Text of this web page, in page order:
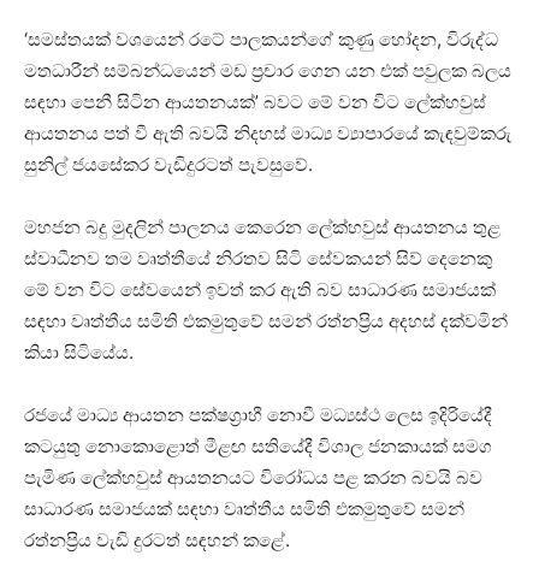
‘සමස්තයක් වශයෙන් රටේ පාලකයන්ගේ කුණු හෝදන, විරුද්ධ
මතධාරීන් සම්බන්ධයෙන් මඩ ප්‍රචාර ගෙන යන එක් පවුලක බලය
සඳහා පෙනී සිටින ආයතනයක්’ බවට මේ වන විට ලේක්හවුස්
ආයතනය පත් වී ඇති බවයි නිදහස් මාධ්‍ය ව්‍යාපාරයේ කැඳවුම්කරු
සුනිල් ජයසේකර වැඩිදුරටත් පැවසුවේ.
මහජන බදු මුදලින් පාලනය කෙරෙන ලේක්හවුස් ආයතනය තුළ
ස්වාධීනව තම වෘත්තීයේ නිරතව සිටි සේවකයන් සිව් දෙනෙකු
මේ වන විට සේවයෙන් ඉවත් කර ඇති බව සාධාරණ සමාජයක්
සඳහා වෘත්තීය සමිති එකමුතුවේ සමන් රත්නප්‍රිය අදහස් දක්වමින්
කියා සිටියේය.
රජයේ මාධ්‍ය ආයතන පක්ෂග්‍රාහී නොවී මධ්‍යස්ථ ලෙස ඉදිරියේදී
කටයුතු නොකොළොත් මීළඟ සතියේදී විශාල ජනකායක් සමග
පැමිණ ලේක්හවුස් ආයතනයට විරෝධය පළ කරන බවයි බව
සාධාරණ සමාජයක් සඳහා වෘත්තීය සමිති එකමුතුවේ සමන්
රත්නප්‍රිය වැඩි දුරටත් සඳහන් කළේ.